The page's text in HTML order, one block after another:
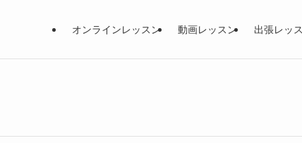
オンラインレッスン 動画レッスン 出張レッ